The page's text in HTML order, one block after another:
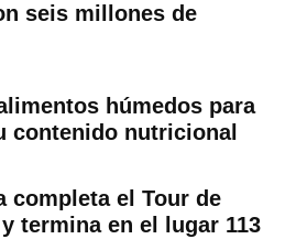
seis millones de
húmedos para
contenido nutricional
completa el Tour de
termina en el lugar 113